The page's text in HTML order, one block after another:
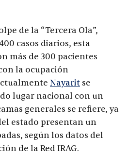
de la “Tercera Ola”,
casos diarios, esta
más de 300 pacientes
la ocupación
Nayaritse
lugar nacional con un
generales se refiere, ya
estado presentan un
según los datos del
de la Red IRAG.